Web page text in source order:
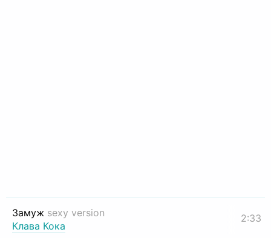
Замуж sexy version
Клава Кока
2:33